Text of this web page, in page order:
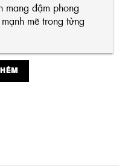
đậm phong
mẽ trong từng